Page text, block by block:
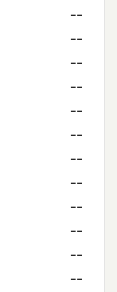
--
--
--
--
--
--
--
--
--
--
--
--